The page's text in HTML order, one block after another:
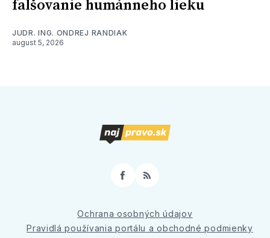
falšovanie humánneho lieku
JUDR. ING. ONDREJ RANDIAK
august 5, 2026
Facebook
RSS
Ochrana osobných údajov
Pravidlá používania portálu a obchodné podmienky